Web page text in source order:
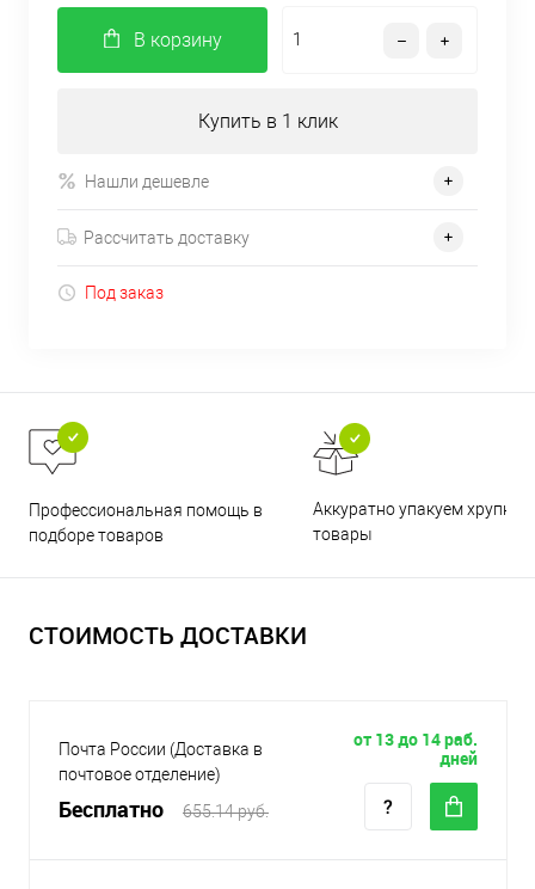
В корзину
Купить в 1 клик
Нашли дешевле
Рассчитать доставку
Под заказ
Профессиональная помощь в
подборе товаров
Аккуратно упакуем хрупкие
товары
СТОИМОСТЬ ДОСТАВКИ
Почта России (Доставка в
почтовое отделение)
Бесплатно 655.14 руб.
от 13 до 14 раб.
дней